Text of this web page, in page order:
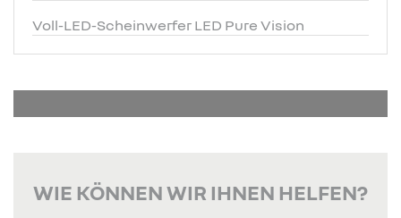
Voll-LED-Scheinwerfer LED Pure Vision
WIE KÖNNEN WIR IHNEN HELFEN?